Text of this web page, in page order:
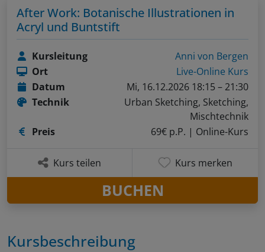
Kursbeschreibung
After Work: Botanische Illustrationen in
Acryl und Buntstift
Kursleitung
Anni von Bergen
Ort
Live-Online Kurs
Datum
Mi, 16.12.2026 18:15 – 21:30
Technik
Urban Sketching, Sketching,
Mischtechnik
Preis
69€ p.P. | Online-Kurs
Kurs teilen Kurs merken
BUCHEN